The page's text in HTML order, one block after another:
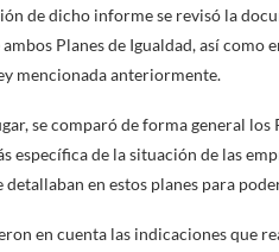
de dicho informe se revisó la
Planes de Igualdad, así
mencionada anteriormente.
se comparó de forma general los
específica de la situación de las
detallaban en estos planes para
en cuenta las indicaciones que